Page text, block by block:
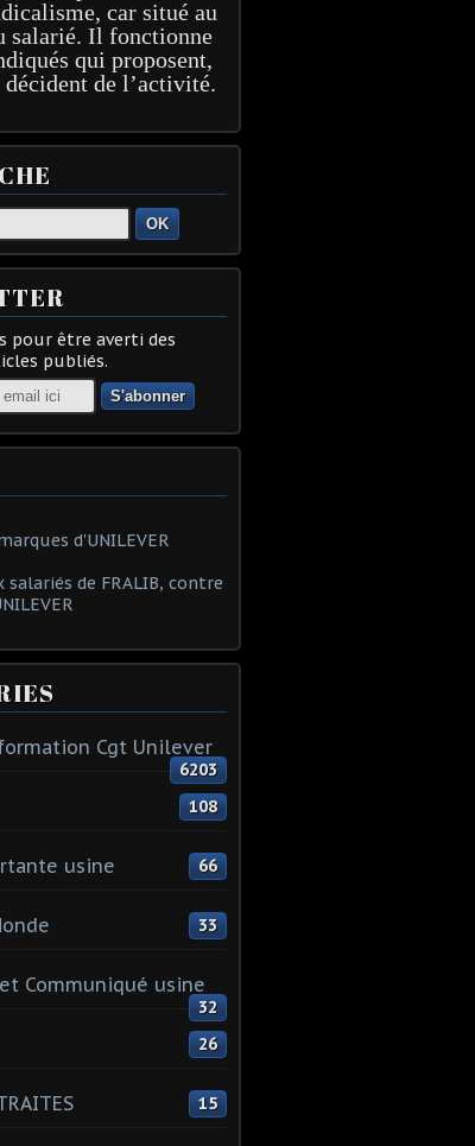
car situé au
salarié. Il fonctionne
qui proposent,
de l’activité.
OK
pour être averti des
publiés.
d'UNILEVER
de FRALIB, contre
Cgt Unilever
6203
108
usine 66
33
Communiqué usine
32
26
15